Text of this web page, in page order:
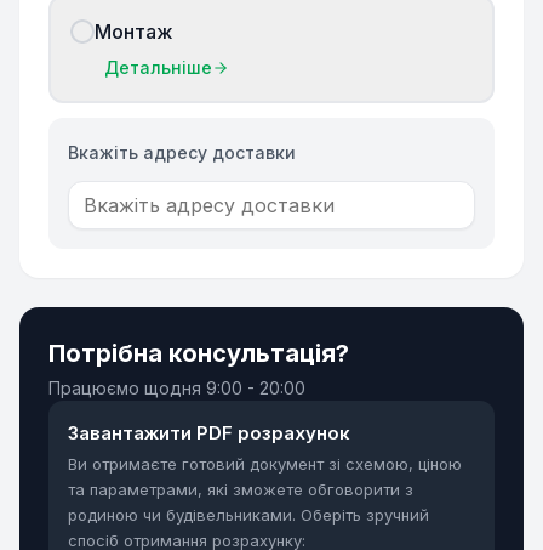
Монтаж
Детальніше
Вкажіть адресу доставки
Потрібна консультація?
Працюємо щодня 9:00 - 20:00
Завантажити PDF розрахунок
Ви отримаєте готовий документ зі схемою, ціною
та параметрами, які зможете обговорити з
родиною чи будівельниками. Оберіть зручний
спосіб отримання розрахунку: